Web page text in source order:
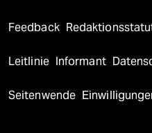
Feedback
Leitlinie Informant
Seitenwende